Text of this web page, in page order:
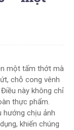
một tấm thớt mà
chỗ cong vênh
này không chỉ
thực phẩm.
hướng chịu ảnh
khiến chúng